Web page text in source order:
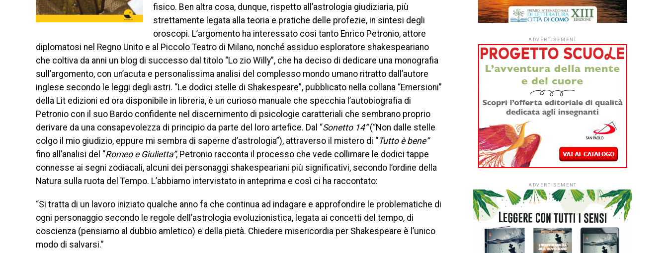
fisico. Ben altra cosa, dunque, rispetto all’astrologia giudiziaria, più
strettamente legata alla teoria e pratiche delle profezie, in sintesi degli
oroscopi. L’argomento ha interessato cosi tanto Enrico Petronio, attore
diplomatosi nel Regno Unito e al Piccolo Teatro di Milano, nonché assiduo esploratore shakespeariano
che coltiva da anni un blog di successo dal titolo “Lo zio Willy”, che ha deciso di dedicare una monografia
sull’argomento, con un’acuta e personalissima analisi del complesso mondo umano ritratto dall’autore
inglese secondo le leggi degli astri. “Le dodici stelle di Shakespeare”, pubblicato nella collana “Emersioni”
della Lit edizioni ed ora disponibile in libreria, è un curioso manuale che specchia l’autobiografia di
Petronio con il suo Bardo confidente nel discernimento di psicologie caratteriali che sembrano proprio
derivare da una consapevolezza di principio da parte del loro artefice. Dal “Sonetto 14”(“Non dalle stelle
colgo il mio giudizio, eppure mi sembra di saperne d’astrologia”), attraverso il mistero di “Tutto è bene”
fino all’analisi del “Romeo e Giulietta”, Petronio racconta il processo che vede collimare le dodici tappe
connesse ai segni zodiacali, alcuni dei personaggi shakespeariani più significativi, secondo l’ordine della
Natura sulla ruota del Tempo. L’abbiamo intervistato in anteprima e così ci ha raccontato:
“Si tratta di un lavoro iniziato qualche anno fa che continua ad indagare e approfondire le problematiche di
ogni personaggio secondo le regole dell’astrologia evoluzionistica, legata ai concetti del tempo, di
coscienza (pensiamo al dubbio amletico) e della pietà. Chiedere misericordia per Shakespeare è l’unico
modo di salvarsi.”
ADVERTISEMENT
ADVERTISEMENT